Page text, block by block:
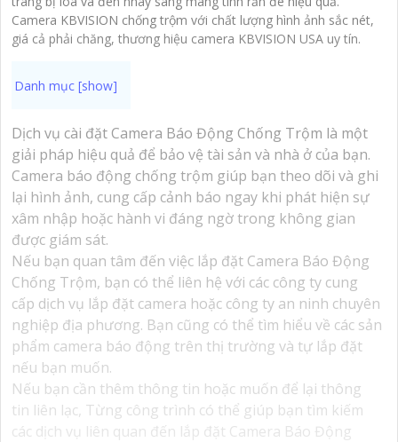
Camera KBVISION chống trộm với chất lượng hình ảnh sắc nét,
giá cả phải chăng, thương hiệu camera KBVISION USA uy tín.
Dịch vụ cài đặt Camera Báo Động Chống Trộm là một
giải pháp hiệu quả để bảo vệ tài sản và nhà ở của bạn.
Camera báo động chống trộm giúp bạn theo dõi và ghi
lại hình ảnh, cung cấp cảnh báo ngay khi phát hiện sự
xâm nhập hoặc hành vi đáng ngờ trong không gian
được giám sát.
Nếu bạn quan tâm đến việc lắp đặt Camera Báo Động
Chống Trộm, bạn có thể liên hệ với các công ty cung
cấp dịch vụ lắp đặt camera hoặc công ty an ninh chuyên
nghiệp địa phương. Bạn cũng có thể tìm hiểu về các sản
phẩm camera báo động trên thị trường và tự lắp đặt
nếu bạn muốn.
Nếu bạn cần thêm thông tin hoặc muốn để lại thông
tin liên lạc, Từng công trình có thể giúp bạn tìm kiếm
các dịch vụ liên quan đến lắp đặt Camera Báo Động